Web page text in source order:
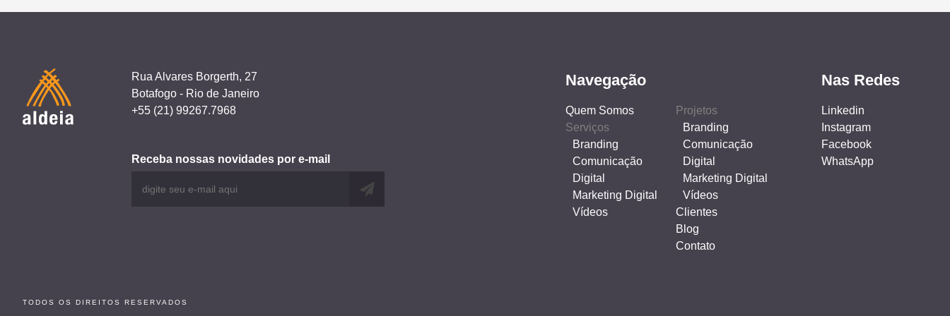
Post
Rua Alvares Borgerth, 27
Botafogo - Rio de Janeiro
+55 (21) 99267.7968
Receba nossas novidades por e-mail
Navegação
Quem Somos
Serviços
Branding
Comunicação
Digital
Marketing Digital
Vídeos
Projetos
Branding
Comunicação
Digital
Marketing Digital
Vídeos
Clientes
Blog
Contato
Nas Redes
Linkedin
Instagram
Facebook
WhatsApp
TODOS OS DIREITOS RESERVADOS